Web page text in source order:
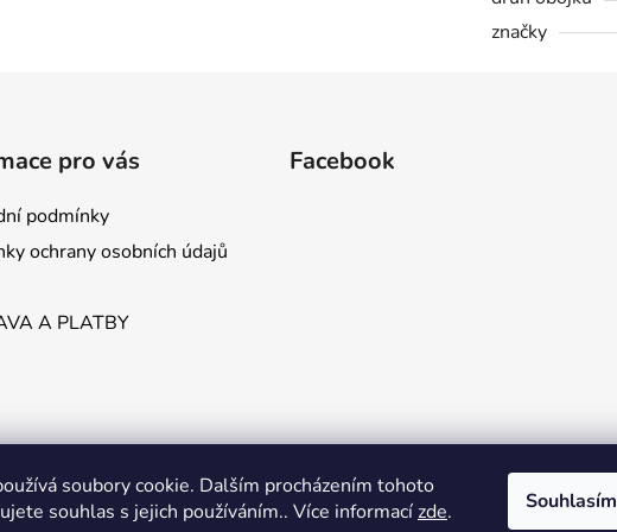
soubory cookie. Dalším procházením tohoto
souhlas s jejich používáním.. Více informacízde. Souhlasím
značky
pro vás
podmínky
ochrany osobních údajů
A PLATBY
Facebook